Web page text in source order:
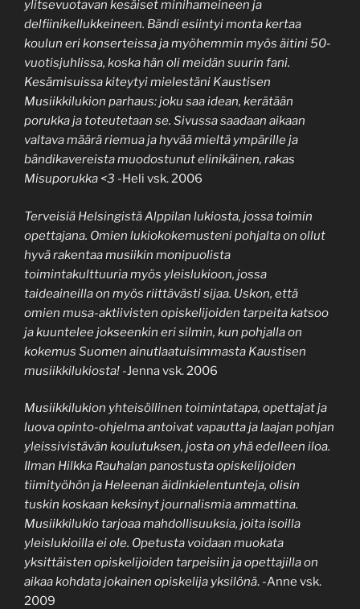
ylitsevuotavan kesäiset minihameineen ja
delfiinikellukkeineen. Bändi esiintyi monta kertaa
koulun eri konserteissa ja myöhemmin myös äitini 50-
vuotisjuhlissa, koska hän oli meidän suurin fani.
Kesämisuissa kiteytyi mielestäni Kaustisen
Musiikkilukion parhaus: joku saa idean, kerätään
porukka ja toteutetaan se. Sivussa saadaan aikaan
valtava määrä riemua ja hyvää mieltä ympärille ja
bändikavereista muodostunut elinikäinen, rakas
Misuporukka <3 -Heli vsk. 2006
Terveisiä Helsingistä Alppilan lukiosta, jossa toimin
opettajana. Omien lukiokokemusteni pohjalta on ollut
hyvä rakentaa musiikin monipuolista
toimintakulttuuria myös yleislukioon, jossa
taideaineilla on myös riittävästi sijaa. Uskon, että
omien musa-aktiivisten opiskelijoiden tarpeita katsoo
ja kuuntelee jokseenkin eri silmin, kun pohjalla on
kokemus Suomen ainutlaatuisimmasta Kaustisen
musiikkilukiosta! -Jenna vsk. 2006
Musiikkilukion yhteisöllinen toimintatapa, opettajat ja
luova opinto-ohjelma antoivat vapautta ja laajan pohjan
yleissivistävän koulutuksen, josta on yhä edelleen iloa.
Ilman Hilkka Rauhalan panostusta opiskelijoiden
tiimityöhön ja Heleenan äidinkielentunteja, olisin
tuskin koskaan keksinyt journalismia ammattina.
Musiikkilukio tarjoaa mahdollisuuksia, joita isoilla
yleislukioilla ei ole. Opetusta voidaan muokata
yksittäisten opiskelijoiden tarpeisiin ja opettajilla on
aikaa kohdata jokainen opiskelija yksilönä. -Anne vsk.
2009